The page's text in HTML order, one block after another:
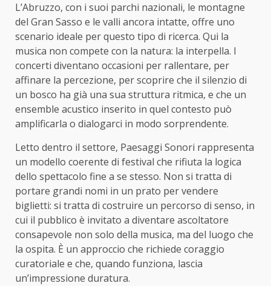
L’Abruzzo, con i suoi parchi nazionali, le montagne
del Gran Sasso e le valli ancora intatte, offre uno
scenario ideale per questo tipo di ricerca. Qui la
musica non compete con la natura: la interpella. I
concerti diventano occasioni per rallentare, per
affinare la percezione, per scoprire che il silenzio di
un bosco ha già una sua struttura ritmica, e che un
ensemble acustico inserito in quel contesto può
amplificarla o dialogarci in modo sorprendente.
Letto dentro il settore, Paesaggi Sonori rappresenta
un modello coerente di festival che rifiuta la logica
dello spettacolo fine a se stesso. Non si tratta di
portare grandi nomi in un prato per vendere
biglietti: si tratta di costruire un percorso di senso, in
cui il pubblico è invitato a diventare ascoltatore
consapevole non solo della musica, ma del luogo che
la ospita. È un approccio che richiede coraggio
curatoriale e che, quando funziona, lascia
un’impressione duratura.